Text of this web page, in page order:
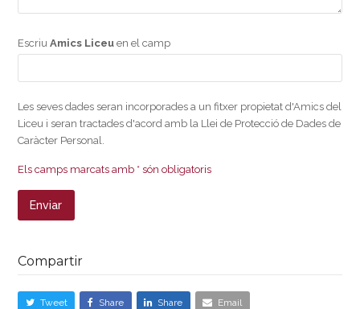
EscriuAmics Liceu en el camp
Les seves dades seran incorporades a un fitxer propietat d'Amics del
Liceu i seran tractades d'acord amb la Llei de Protecció de Dades de
Caràcter Personal.
Els camps marcats amb * són obligatoris
Compartir
Tweet Share Share Email